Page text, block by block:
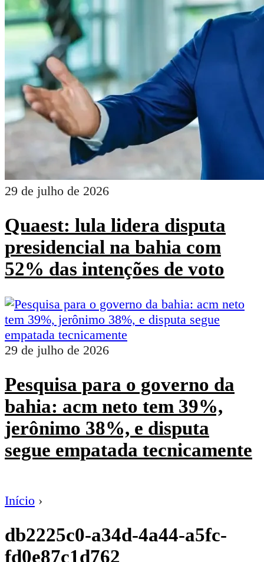
29 de julho de 2026
Quaest: lula lidera disputa
presidencial na bahia com
52% das intenções de voto
29 de julho de 2026
Pesquisa para o governo da
bahia: acm neto tem 39%,
jerônimo 38%, e disputa
segue empatada tecnicamente
Início ›
db2225c0-a34d-4a44-a5fc-
fd0e87c1d762